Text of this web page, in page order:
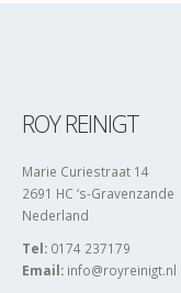
ROY REINIGT
Marie Curiestraat 14
2691 HC ‘s-Gravenzande
Nederland
Tel: 0174 237179
Email: info@royreinigt.nl